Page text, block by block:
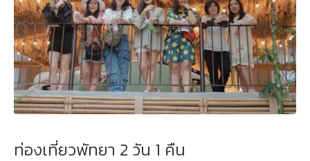
ท่องเที่ยวพัทยา 2 วัน 1 คืน